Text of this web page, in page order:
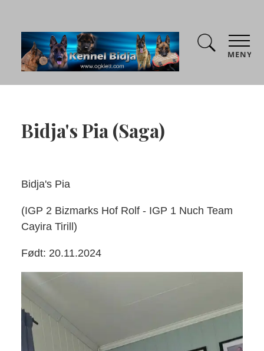
MENY
Bidja's Pia (Saga)
Bidja's Pia
(IGP 2 Bizmarks Hof Rolf - IGP 1 Nuch Team
Cayira Tirill)
Født: 20.11.2024